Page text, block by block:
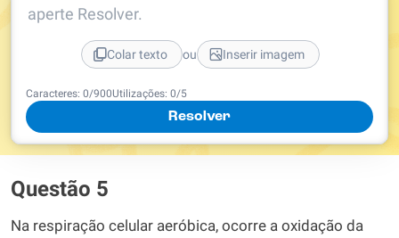
Caracteres: 0/900Utilizações: 0/5
Resolver
aperte Resolver.
Colar texto ou Inserir imagem
Questão 5
Na respiração celular aeróbica, ocorre a oxidação da